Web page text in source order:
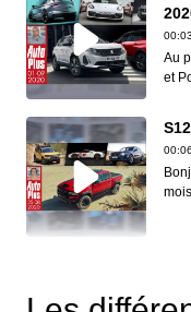
Au
et